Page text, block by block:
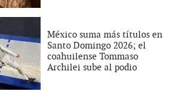
México suma más títulos en
Santo Domingo 2026; el
coahuilense Tommaso
Archilei sube al podio